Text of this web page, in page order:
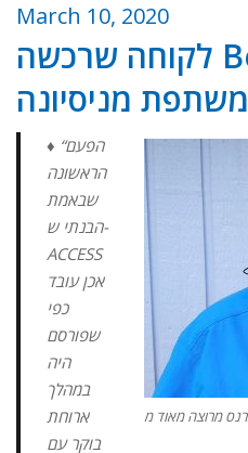
March 10, 2020
לקוחה שרכשה BeHear ACCESS
משתפת מניסיונה
♦ “הפעם
הראשונה
שבאמת
הבנתי ש-
ACCESS
אכן עובד
כפי
שפורסם
היה
במהלך
ארוחת
בוקר עם